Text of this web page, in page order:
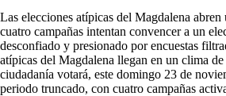
Las elecciones atípicas del Magdalena abren
cuatro campañas intentan convencer a un
desconfiado y presionado por encuestas
atípicas del Magdalena llegan en un clima
ciudadanía votará, este domingo 23 de
periodo truncado, con cuatro campañas